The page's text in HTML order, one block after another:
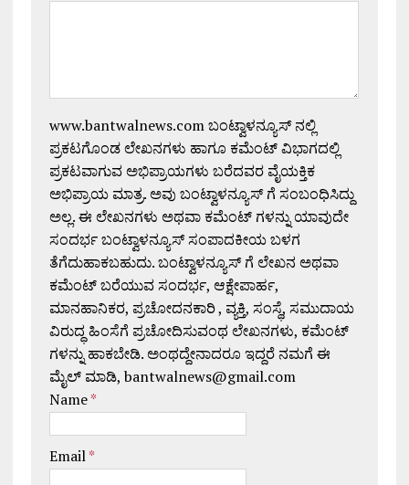
www.bantwalnews.com ಬಂಟ್ವಾಳನ್ಯೂಸ್ ನಲ್ಲಿ
ಪ್ರಕಟಗೊಂಡ ಲೇಖನಗಳು ಹಾಗೂ ಕಮೆಂಟ್ ವಿಭಾಗದಲ್ಲಿ
ಪ್ರಕಟವಾಗುವ ಅಭಿಪ್ರಾಯಗಳು ಬರೆದವರ ವೈಯಕ್ತಿಕ
ಅಭಿಪ್ರಾಯ ಮಾತ್ರ. ಅವು ಬಂಟ್ವಾಳನ್ಯೂಸ್ ಗೆ ಸಂಬಂಧಿಸಿದ್ದು
ಅಲ್ಲ. ಈ ಲೇಖನಗಳು ಅಥವಾ ಕಮೆಂಟ್ ಗಳನ್ನು ಯಾವುದೇ
ಸಂದರ್ಭ ಬಂಟ್ವಾಳನ್ಯೂಸ್ ಸಂಪಾದಕೀಯ ಬಳಗ
ತೆಗೆದುಹಾಕಬಹುದು. ಬಂಟ್ವಾಳನ್ಯೂಸ್ ಗೆ ಲೇಖನ ಅಥವಾ
ಕಮೆಂಟ್ ಬರೆಯುವ ಸಂದರ್ಭ, ಆಕ್ಷೇಪಾರ್ಹ,
ಮಾನಹಾನಿಕರ, ಪ್ರಚೋದನಕಾರಿ , ವ್ಯಕ್ತಿ, ಸಂಸ್ಥೆ, ಸಮುದಾಯ
ವಿರುದ್ಧ ಹಿಂಸೆಗೆ ಪ್ರಚೋದಿಸುವಂಥ ಲೇಖನಗಳು, ಕಮೆಂಟ್
ಗಳನ್ನು ಹಾಕಬೇಡಿ. ಅಂಥದ್ದೇನಾದರೂ ಇದ್ದರೆ ನಮಗೆ ಈ
ಮೈಲ್ ಮಾಡಿ, bantwalnews@gmail.com
Name*
Email*